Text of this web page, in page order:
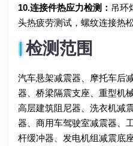
10.连接件热应力检测： 吊环
头热疲劳测试，螺纹连接热
检测范围
汽车悬架减震器、摩托车后
器、桥梁隔震支座、重型机
高层建筑阻尼器、洗衣机减
器、商用车驾驶室减震器、
杆缓冲器、发电机组减震底